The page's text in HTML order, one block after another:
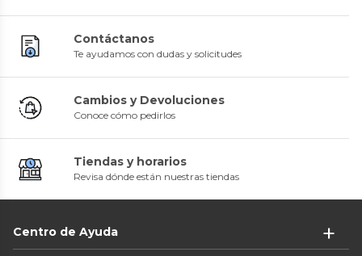
Contáctanos
Te ayudamos con dudas y solicitudes
Cambios y Devoluciones
Conoce cómo pedirlos
Tiendas y horarios
Revisa dónde están nuestras tiendas
Centro de Ayuda